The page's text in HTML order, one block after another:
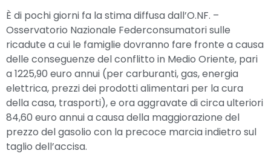
È di pochi giorni fa la stima diffusa dall’O.NF. –
Osservatorio Nazionale Federconsumatori sulle
ricadute a cui le famiglie dovranno fare fronte a causa
delle conseguenze del conflitto in Medio Oriente, pari
a 1225,90 euro annui (per carburanti, gas, energia
elettrica, prezzi dei prodotti alimentari per la cura
della casa, trasporti), e ora aggravate di circa ulteriori
84,60 euro annui a causa della maggiorazione del
prezzo del gasolio con la precoce marcia indietro sul
taglio dell’accisa.